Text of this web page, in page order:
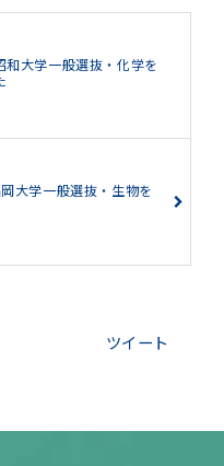
和大学一般選抜・化学を
岡大学一般選抜・生物を
ツイート